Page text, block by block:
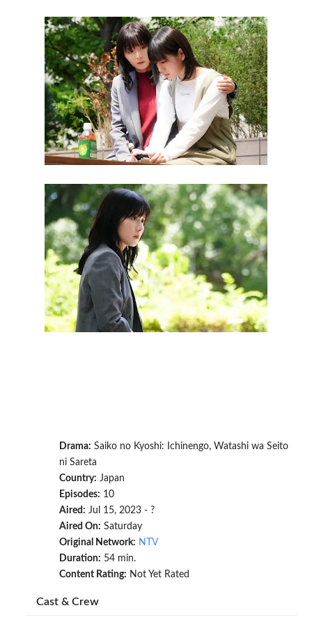
Drama: Saiko no Kyoshi: Ichinengo, Watashi wa Seito
ni Sareta
Country: Japan
Episodes: 10
Aired: Jul 15, 2023 - ?
Aired On: Saturday
Original Network: NTV
Duration: 54 min.
Content Rating: Not Yet Rated
Cast & Crew